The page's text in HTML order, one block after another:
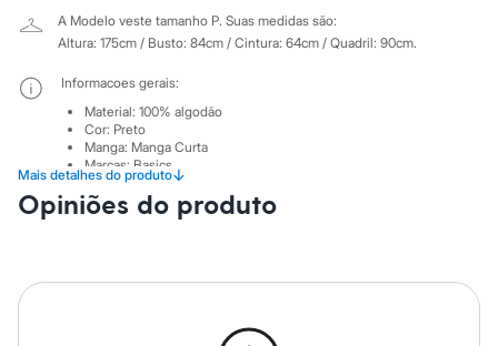
Leggings
Shorts e Bermudas
Moda íntima
Calcinhas
Cintas e Modeladores
Pijamas
Sutiãs e Tops
Moda praia
Biquínis
Personagens
Plus size
A Modelo veste tamanho P. Suas medidas são:
Altura: 175cm / Busto: 84cm / Cintura: 64cm / Quadril: 90cm.
Mais detalhes do produto↓
Informacoes gerais:
Material: 100% algodão
Cor: Preto
Manga: Manga Curta
Marcas: Basics
Decote: Decote Redondo
Tipo: Camiseta
Gênero
Feminino
Temperatura até 40º.
Opiniões do produto